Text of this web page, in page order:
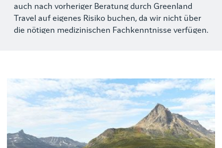
auch nach vorheriger Beratung durch Greenland
Travel auf eigenes Risiko buchen, da wir nicht über
die nötigen medizinischen Fachkenntnisse verfügen.